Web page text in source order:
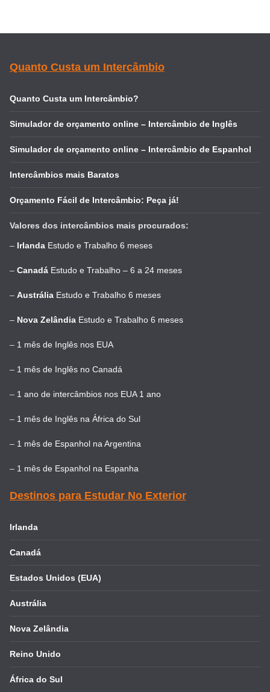
Quanto Custa um Intercâmbio
Quanto Custa um Intercâmbio?
Simulador de orçamento online – Intercâmbio de Inglês
Simulador de orçamento online – Intercâmbio de Espanhol
Intercâmbios mais Baratos
Orçamento Fácil de Intercâmbio: Peça já!
Valores dos intercâmbios mais procurados:
– Irlanda Estudo e Trabalho 6 meses
– Canadá Estudo e Trabalho – 6 a 24 meses
– Austrália Estudo e Trabalho 6 meses
– Nova Zelândia Estudo e Trabalho 6 meses
– 1 mês de Inglês nos EUA
– 1 mês de Inglês no Canadá
– 1 ano de intercâmbios nos EUA 1 ano
– 1 mês de Inglês na África do Sul
– 1 mês de Espanhol na Argentina
– 1 mês de Espanhol na Espanha
Destinos para Estudar No Exterior
Irlanda
Canadá
Estados Unidos (EUA)
Austrália
Nova Zelândia
Reino Unido
África do Sul